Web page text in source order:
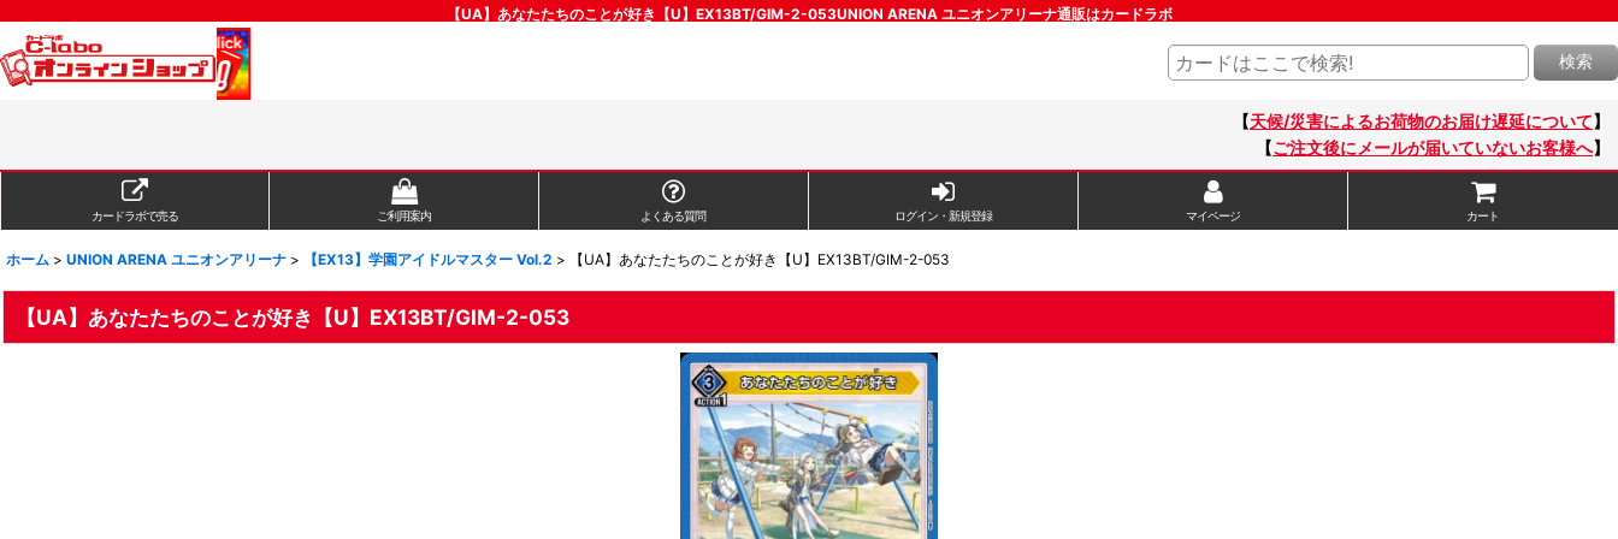
【UA】あなたたちのことが好き【U】EX13BT/GIM-2-053UNION ARENA ユニオンアリーナ通販はカードラボ
検索
【天候/災害によるお荷物のお届け遅延について】
【ご注文後にメールが届いていないお客様へ】
カードラボで売る ご利用案内 よくある質問 ログイン・新規登録 マイページ カート
ホーム > UNION ARENA ユニオンアリーナ > 【EX13】学園アイドルマスター Vol.2 > 【UA】あなたたちのことが好き【U】EX13BT/GIM-2-053
【UA】あなたたちのことが好き【U】EX13BT/GIM-2-053